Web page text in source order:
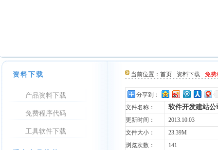
资料下载
产品资料下载
免费程序代码
工具软件下载
当前位置： 首页 - 资料下载 - 免费
分享到：
文件名称：
软件开发建站
更新时间：
2013.10.03
文件大小：
23.39M
浏览次数：
141